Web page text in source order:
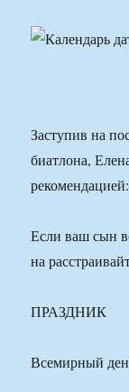
Заступив на
биатлона,
рекомендацией:
Если ваш сын
на
ПРАЗДНИК
Всемирный